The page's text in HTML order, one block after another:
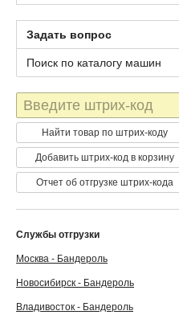
Задать вопрос
Поиск по каталогу машин
Штрих-
код
Найти товар по штрих-коду
Добавить штрих-код в корзину
Отчет об отгрузке штрих-кода
Службы отгрузки
Москва - Бандероль
Новосибирск - Бандероль
Владивосток - Бандероль